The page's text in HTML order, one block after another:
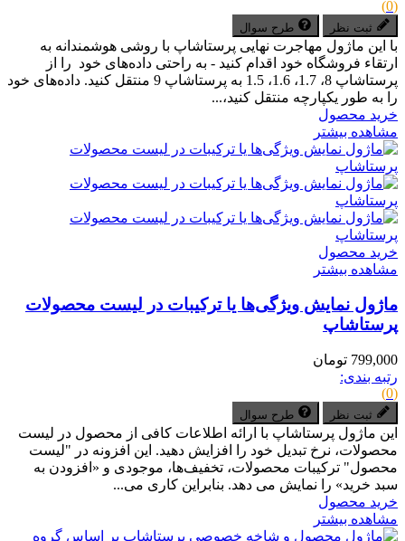
(0)
ثبت نظر طرح سوال
با این ماژول مهاجرت نهایی پرستاشاپ با روشی هوشمندانه به
ارتقاء فروشگاه خود اقدام کنید - به راحتی داده‌های خود را از
پرستاشاپ 8، 1.7، 1.6، 1.5 به پرستاشاپ 9 منتقل کنید. داده‌های خود
را به طور یکپارچه منتقل کنید،...
خرید محصول
مشاهده بیشتر
خرید محصول
مشاهده بیشتر
ماژول نمایش ویژگی‌ها یا ترکیبات در لیست محصولات
پرستاشاپ
799,000 تومان
رتبه بندی:
(0)
ثبت نظر طرح سوال
این ماژول پرستاشاپ با ارائه اطلاعات کافی از محصول در لیست
محصولات، نرخ تبدیل خود را افزایش دهید. این افزونه در "لیست
محصول" ترکیبات محصولات، تخفیف‌ها، موجودی و «افزودن به
سبد خرید» را نمایش می دهد. بنابراین کاری می...
خرید محصول
مشاهده بیشتر